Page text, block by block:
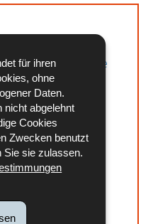
für ihren
ohne
Daten.
nicht abgelehnt
Cookies
Zwecken benutzt
Sie sie zulassen.
portant réforme
modification
la loi modifiée du
réforme de la